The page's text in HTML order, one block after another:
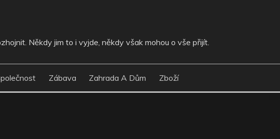
Někdy jim to i vyjde, někdy však mohou o vše přijít.
Zábava Zahrada A Dům Zboží